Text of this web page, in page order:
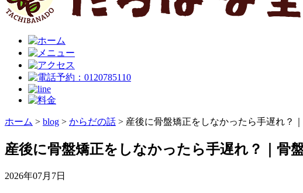
ホーム > blog > からだの話 > 産後に骨盤矯正をしなかったら手遅れ？
産後に骨盤矯正をしなかったら手遅れ？｜骨
2026年07月7日